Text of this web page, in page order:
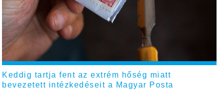
Keddig tartja fent az extrém hőség miatt
bevezetett intézkedéseit a Magyar Posta